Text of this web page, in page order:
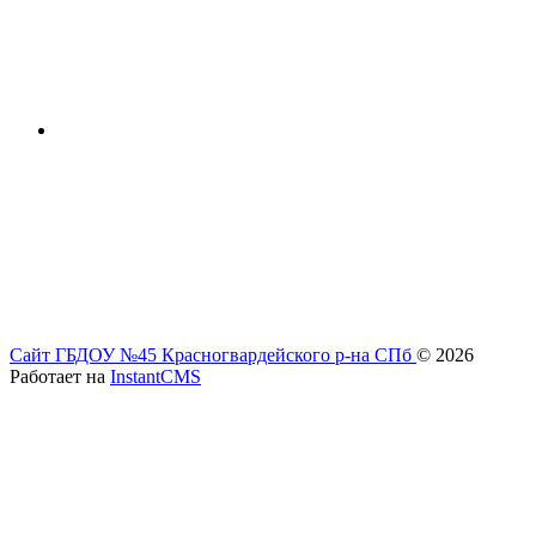
Сайт ГБДОУ №45 Красногвардейского р-на СПб © 2026
Работает на InstantCMS